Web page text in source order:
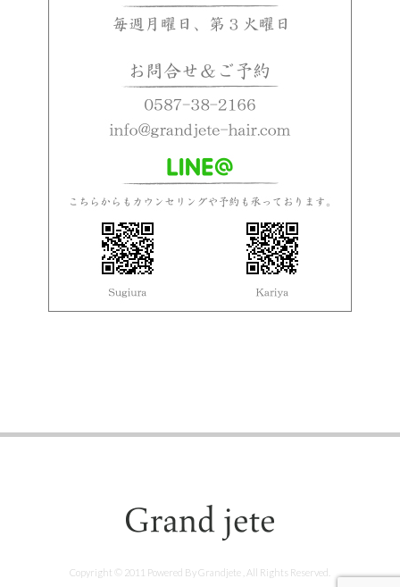
Copyright © 2011 Powered By Grandjete , All Rights Reserved.